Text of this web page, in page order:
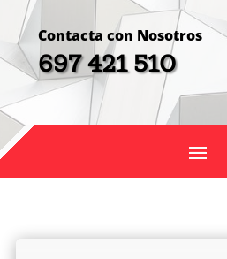
Contacta con Nosotros
697 421 510